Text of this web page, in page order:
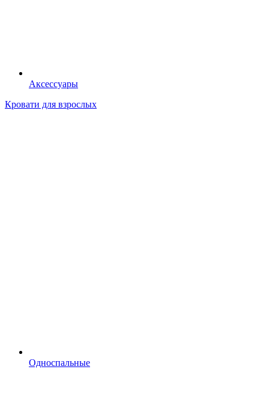
Аксессуары
Кровати для взрослых
Односпальные